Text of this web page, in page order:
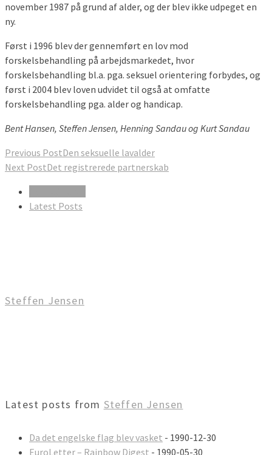
november 1987 på grund af alder, og der blev ikke udpeget en
ny.
Først i 1996 blev der gennemført en lov mod
forskelsbehandling på arbejdsmarkedet, hvor
forskelsbehandling bl.a. pga. seksuel orientering forbydes, og
først i 2004 blev loven udvidet til også at omfatte
forskelsbehandling pga. alder og handicap.
Bent Hansen, Steffen Jensen, Henning Sandau og Kurt Sandau
Previous PostDen seksuelle lavalder
Next PostDet registrerede partnerskab
Latest Posts
Steffen Jensen
Latest posts from Steffen Jensen
Da det engelske flag blev vasket - 1990-12-30
EuroLetter – Rainbow Digest - 1990-05-30